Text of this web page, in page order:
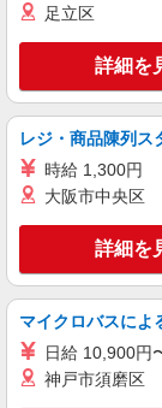
キー
職業紹介
株式会社kotrio /
足立区
詳細を
レジ・商品陳列ス
時給 1,300円
大阪市中央区
詳細を
マイクロバスによ
日給 10,900円
神戸市須磨区